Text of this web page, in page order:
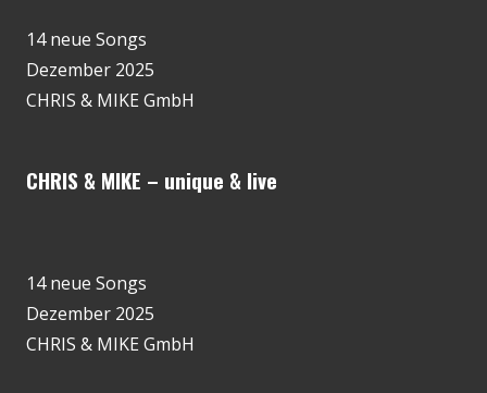
14 neue Songs
Dezember 2025
CHRIS & MIKE GmbH
CHRIS & MIKE – unique & live
14 neue Songs
Dezember 2025
CHRIS & MIKE GmbH